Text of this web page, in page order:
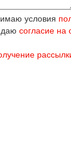
условия
согласие на